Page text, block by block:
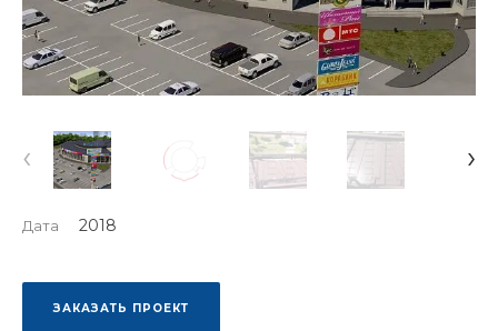
‹ ›
Дата 2018
ЗАКАЗАТЬ ПРОЕКТ